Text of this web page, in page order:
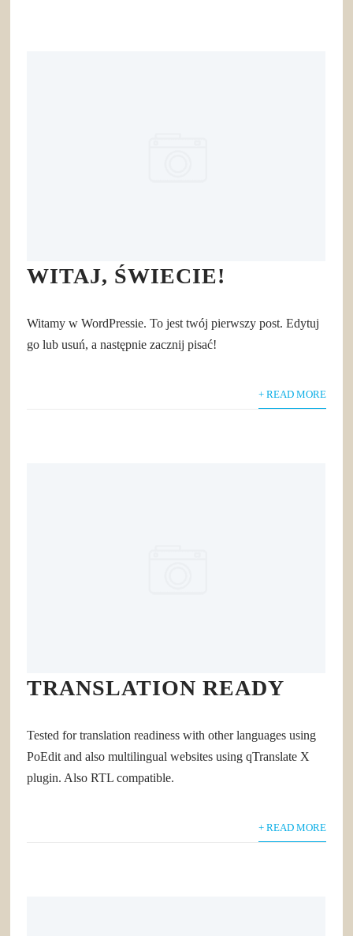
WITAJ, ŚWIECIE!
Witamy w WordPressie. To jest twój pierwszy post. Edytuj
go lub usuń, a następnie zacznij pisać!
+ READ MORE
TRANSLATION READY
Tested for translation readiness with other languages using
PoEdit and also multilingual websites using qTranslate X
plugin. Also RTL compatible.
+ READ MORE